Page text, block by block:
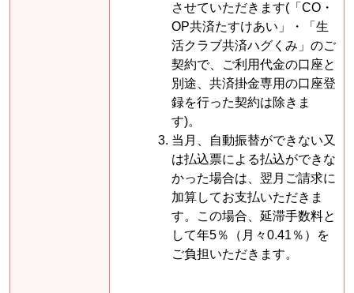
させていただきます(「CO・
OP共済たすけあい」・「生
活クラブ共済ハグくみ」のご
契約で、ご利用代金の口座と
別途、共済掛金専用の口座登
録を行った契約は除きま
す)。
当月、自動振替ができない又
は払込票による払込ができな
かった場合は、翌月ご請求に
加算してお支払いただきま
す。この場合、延滞手数料と
して年5％（月々0.41％）を
ご負担いただきます。